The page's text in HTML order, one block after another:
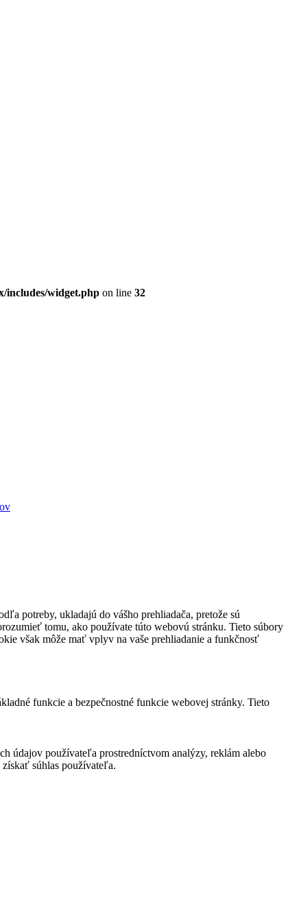
includes/widget.php on line 32
potreby, ukladajú do vášho prehliadača, pretože sú
tomu, ako používate túto webovú stránku. Tieto súbory
však môže mať vplyv na vaše prehliadanie a funkčnosť
funkcie a bezpečnostné funkcie webovej stránky. Tieto
údajov používateľa prostredníctvom analýzy, reklám alebo
získať súhlas používateľa.